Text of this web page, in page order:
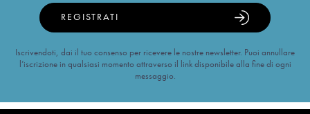
REGISTRATI
Iscrivendoti, dai il tuo consenso per ricevere le nostre newsletter. Puoi annullare
l’iscrizione in qualsiasi momento attraverso il link disponibile alla fine di ogni
messaggio.